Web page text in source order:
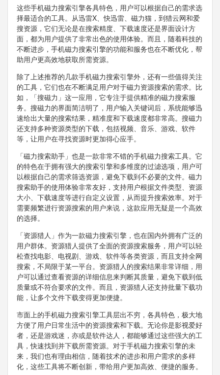
这些手机磁力搜索引擎各具特色，用户可以根据自己的需求选
择最适合的工具。从迅雷X、快迅雷、磁力猫，到猎云网和爱
搜资源，它们无论是在搜索精度、下载速度还是界面设计方
面，都为用户提供了非常出色的使用体验。而且，随着科技的
不断进步，手机磁力搜索引擎的功能和服务也在不断优化，帮
助用户更高效地获取所需资源。
除了上述推荐的几款手机磁力搜索引擎外，还有一些值得关注
的工具，它们也在不断满足用户对于磁力资源搜索的需求。比
如，「搜磁力」这一应用，它专注于提供精准的磁力搜索服
务。搜磁力的界面简洁明了，用户输入关键词后，系统能够迅
速给出大量的搜索结果，精准度和下载速度都非常高。搜磁力
还支持多种资源类型的下载，包括视频、音乐、游戏、软件
等，让用户在寻找资源时更加得心应手。
「磁力搜索助手」也是一款非常不错的手机磁力搜索工具。它
的特色在于拥有强大的搜索引擎和多维度的过滤选项，用户可
以根据自己的需求筛选资源，避免下载到不必要的文件。磁力
搜索助手的使用体验非常友好，支持用户根据文件类型、资源
大小、下载速度等进行自定义设置，从而提升搜索效率。对于
需要频繁进行资源搜索的用户来说，这款应用无疑是一个高效
的选择。
「资源猎人」作为一款磁力搜索引擎，也在国内外拥有广泛的
用户群体。资源猎人提供了全面的资源搜索服务，用户可以轻
松查找电影、电视剧、游戏、软件等各类资源，而且支持全网
搜索，不局限于某一平台。资源猎人的搜索结果非常详细，用
户可以通过查看资源的详细信息来判断其质量，避免下载到低
质量或不符合要求的文件。而且，资源猎人还支持批量下载功
能，让多个文件下载变得更加便捷。
市面上的手机磁力搜索引擎工具层出不穷，各具特色，极大地
方便了用户日常生活中的资源搜索和下载。无论你是影视爱好
者，还是游戏迷，亦或是软件达人，都能够通过这些强大的工
具，快速找到并下载所需资源。对于手机磁力搜索引擎的未
来，我们也有理由相信，随着技术的进步和用户需求的多样
化，这些工具将不断创新，带给用户更加高效、便捷的服务。